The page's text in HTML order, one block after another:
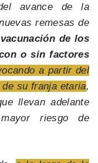
avance de la
remesas de
de los
o sin factores
a partir del
su franja etaria,
llevan adelante
riesgo de